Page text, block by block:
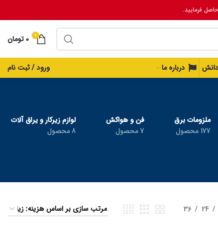
فرمایید.
0
0 تومان
دانش درباره ما ورود / ثبت نام
ملزومات برق
177 محصول
فن و هواکش
7 محصول
لوازم زیرکار و یراق آلات
8 محصول
24
36